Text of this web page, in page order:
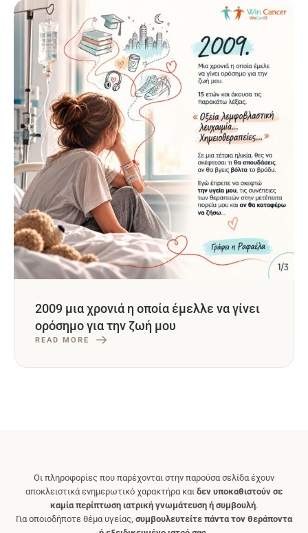
2009 μια χρονιά η οποία έμελλε να γίνει
ορόσημο για την ζωή μου
READ MORE
Οι πληροφορίες που παρέχονται στην παρούσα σελίδα έχουν
αποκλειστικά ενημερωτικό χαρακτήρα και δεν υποκαθιστούν σε
καμία περίπτωση ιατρική γνωμάτευση ή συμβουλή.
Για οποιοδήποτε θέμα υγείας, συμβουλευτείτε πάντα τον θεράποντα